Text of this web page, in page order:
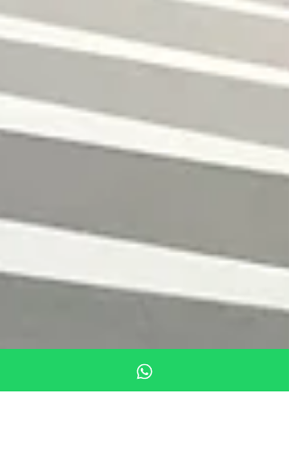
conception d’intérieur en raison de leur attrait
est